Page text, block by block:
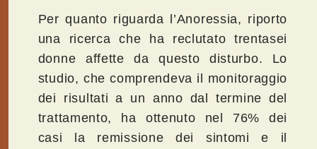
Per quanto riguarda l’Anoressia, riporto
una ricerca che ha reclutato trentasei
donne affette da questo disturbo. Lo
studio, che comprendeva il monitoraggio
dei risultati a un anno dal termine del
trattamento, ha ottenuto nel 76% dei
casi la remissione dei sintomi e il